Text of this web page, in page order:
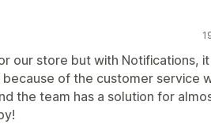
our store but with Notifications,
of the customer service
the team has a solution for